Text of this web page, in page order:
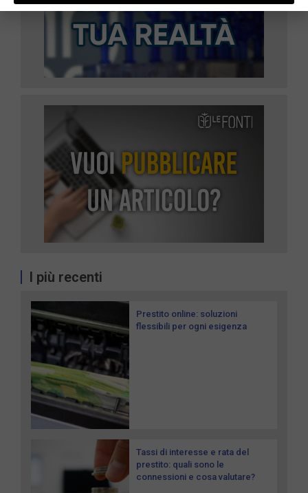
I più recenti
Prestito online: soluzioni
flessibili per ogni esigenza
Tassi di interesse e rata del
prestito: quali sono le
connessioni e cosa valutare?